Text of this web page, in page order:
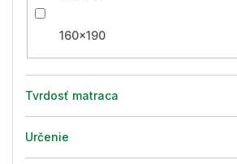
160x190
Tvrdosť matraca
Určenie